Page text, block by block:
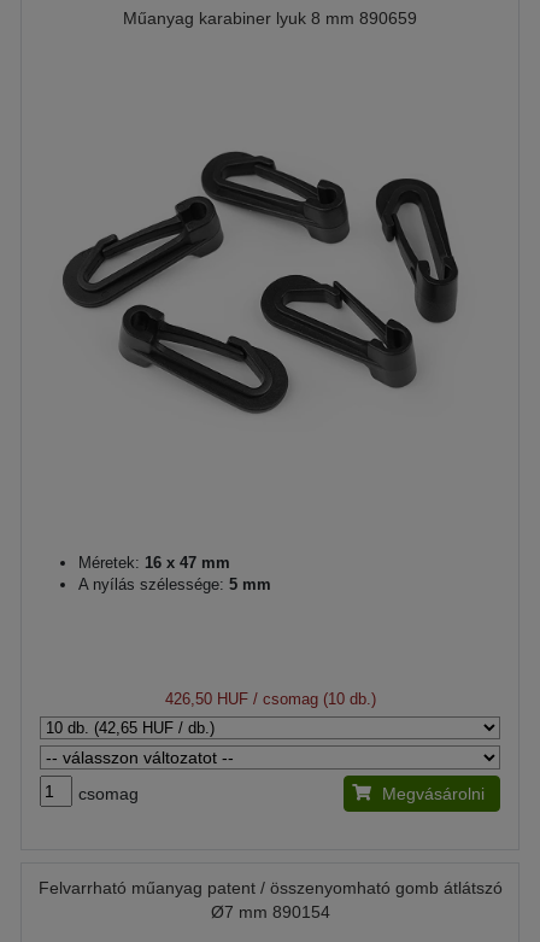
Műanyag karabiner lyuk 8 mm 890659
Méretek: 16 x 47 mm
A nyílás szélessége: 5 mm
426,50 HUF/ csomag (10 db.)
csomag Megvásárolni
Felvarrható műanyag patent / összenyomható gomb átlátszó
Ø7 mm 890154